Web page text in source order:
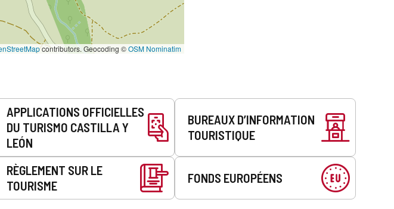
contributors. Geocoding ©OSM Nominatim
APPLICATIONS OFFICIELLES
DU TURISMO CASTILLA Y
LEÓN
BUREAUX D’INFORMATION
TOURISTIQUE
RÈGLEMENT SUR LE
TOURISME
FONDS EUROPÉENS